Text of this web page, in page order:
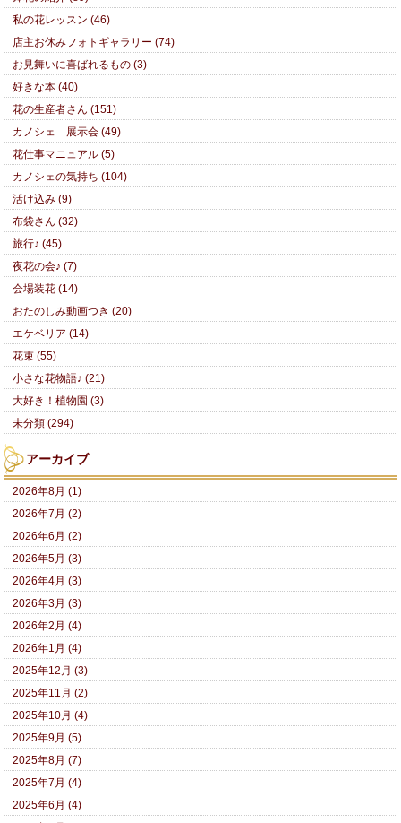
私の花レッスン (46)
店主お休みフォトギャラリー (74)
お見舞いに喜ばれるもの (3)
好きな本 (40)
花の生産者さん (151)
カノシェ 展示会 (49)
花仕事マニュアル (5)
カノシェの気持ち (104)
活け込み (9)
布袋さん (32)
旅行♪ (45)
夜花の会♪ (7)
会場装花 (14)
おたのしみ動画つき (20)
エケベリア (14)
花束 (55)
小さな花物語♪ (21)
大好き！植物園 (3)
未分類 (294)
アーカイブ
2026年8月 (1)
2026年7月 (2)
2026年6月 (2)
2026年5月 (3)
2026年4月 (3)
2026年3月 (3)
2026年2月 (4)
2026年1月 (4)
2025年12月 (3)
2025年11月 (2)
2025年10月 (4)
2025年9月 (5)
2025年8月 (7)
2025年7月 (4)
2025年6月 (4)